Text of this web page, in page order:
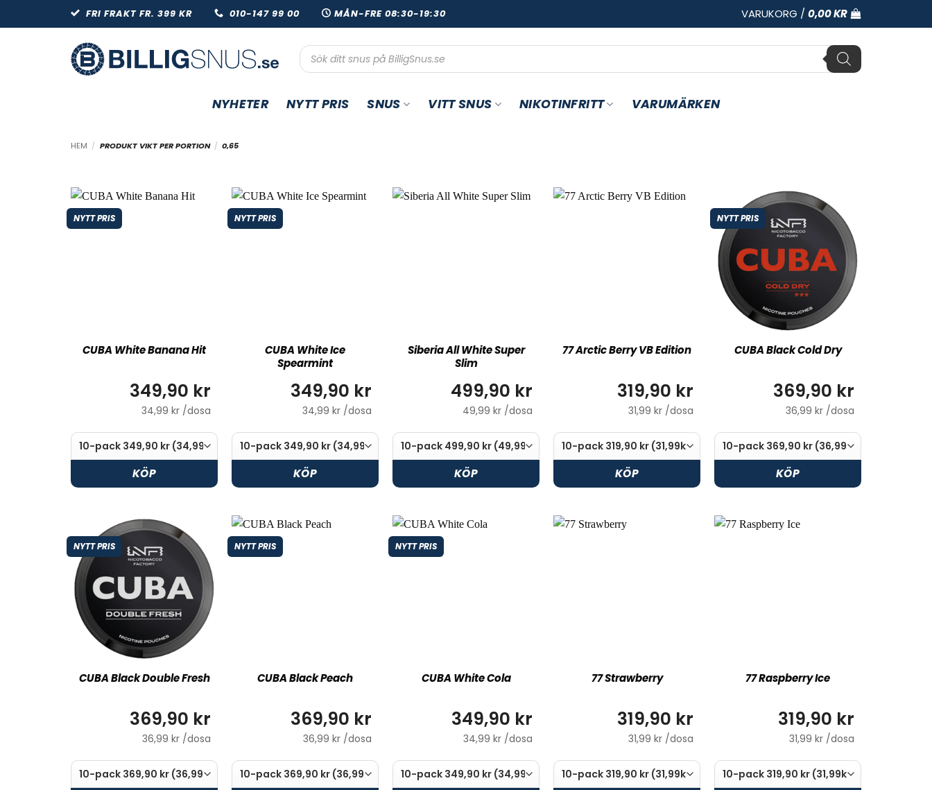
to
FRI FRAKT FR. 399 KR 010-147 99 00 MÅN-FRE 08:30-19:30 VARUKORG / 0,00KR
Produktsökning
NYHETER NYTT PRIS SNUS VITT SNUS NIKOTINFRITT VARUMÄRKEN
HEM / PRODUKT VIKT PER PORTION / 0,65
NYTT PRIS
CUBA White Banana Hit
349,90 kr
34,99 kr /dosa
KÖP
NYTT PRIS
CUBA White Ice
Spearmint
349,90 kr
34,99 kr /dosa
KÖP
Siberia All White Super
Slim
499,90 kr
49,99 kr /dosa
KÖP
77 Arctic Berry VB Edition
319,90 kr
31,99 kr /dosa
KÖP
NYTT PRIS
CUBA Black Cold Dry
369,90 kr
36,99 kr /dosa
KÖP
NYTT PRIS
CUBA Black Double Fresh
369,90 kr
36,99 kr /dosa
NYTT PRIS
CUBA Black Peach
369,90 kr
36,99 kr /dosa
NYTT PRIS
CUBA White Cola
349,90 kr
34,99 kr /dosa
77 Strawberry
319,90 kr
31,99 kr /dosa
77 Raspberry Ice
319,90 kr
31,99 kr /dosa